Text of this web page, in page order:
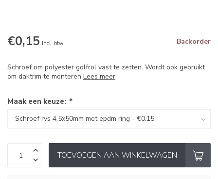
€0,15 Incl. btw Backorder
Schroef om polyester golfrol vast te zetten. Wordt ook gebruikt
om daktrim te monteren Lees meer.
Maak een keuze: *
TOEVOEGEN AAN WINKELWAGEN